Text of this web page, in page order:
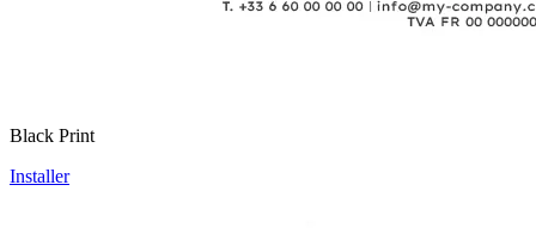
Black Print
Installer